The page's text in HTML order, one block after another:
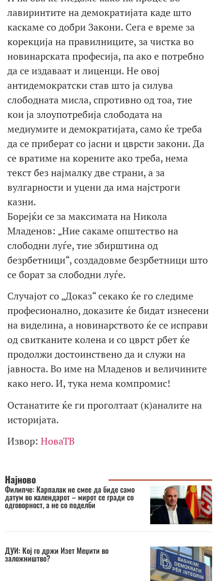
лавиринтите на демократијата каде што
каскаме со добри Закони. Сега е време за
корекција на правилниците, за чистка во
новинарската професија, па ако е потребно
да се издаваат и лиценци. Не овој
антидемократски став што ја силува
слободната мисла, спротивно од тоа, тие
кои ја злоупотребија слободата на
медиумите и демократијата, само ќе треба
да се приберат со јасни и цврсти закони. Да
се вратиме на корените ако треба, нема
текст без најмалку две страни, а за
вулгарности и уцени да има најстроги
казни.
Борејќи се за максимата на Никола
Младенов: „Ние сакаме општество на
слободни луѓе, тие збирштина од
безрбетници“, создадовме безрбетници што
се борат за слободни луѓе.
Случајот со „Доказ“ секако ќе го следиме
професионално, доказите ќе бидат изнесени
на виделина, а новинарството ќе се исправи
од свитканите колена и со цврст рбет ќе
продолжи достоинствено да и служи на
јавноста. Во име на Младенов и величините
како него. И, тука нема компромис!
Останатите ќе ги проголтаат (к)аналите на
историјата.
Извор: НоваТВ
Најново
Филипче: Карпалак не смее да биде само
датум во календарот – мирот се гради со
одговорност, а не со поделби
ДУИ: Кој го држи Изет Меџити во
заложништво?